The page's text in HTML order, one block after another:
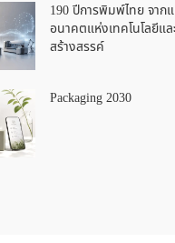
190 ปีการพิมพ์ไทย จา
อนาคตแห่งเทคโนโลยีแ
สร้างสรรค์
Packaging 2030